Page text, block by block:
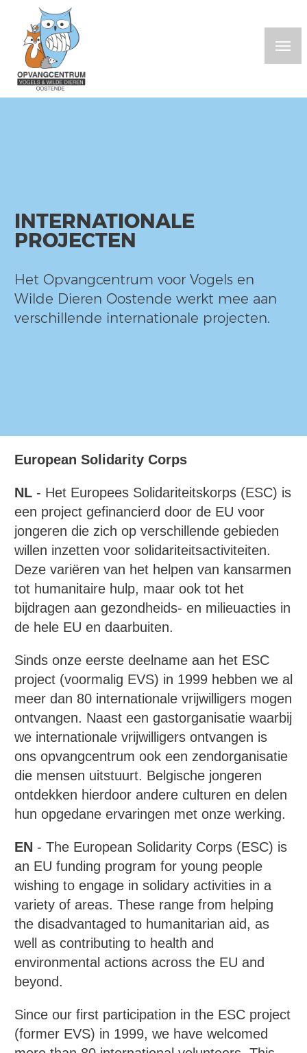
Overslaan
naar
inhoud
INTERNATIONALE
PROJECTEN
Het Opvangcentrum voor Vogels en
Wilde Dieren Oostende werkt mee aan
verschillende internationale projecten.
European Solidarity Corps
NL - Het Europees Solidariteitskorps (ESC) is
een project gefinancierd door de EU voor
jongeren die zich op verschillende gebieden
willen inzetten voor solidariteitsactiviteiten.
Deze variëren van het helpen van kansarmen
tot humanitaire hulp, maar ook tot het
bijdragen aan gezondheids- en milieuacties in
de hele EU en daarbuiten.
Sinds onze eerste deelname aan het ESC
project (voormalig EVS) in 1999 hebben we al
meer dan 80 internationale vrijwilligers mogen
ontvangen. Naast een gastorganisatie waarbij
we internationale vrijwilligers ontvangen is
ons opvangcentrum ook een zendorganisatie
die mensen uitstuurt. Belgische jongeren
ontdekken hierdoor andere culturen en delen
hun opgedane ervaringen met onze werking.
EN - The European Solidarity Corps (ESC) is
an EU funding program for young people
wishing to engage in solidary activities in a
variety of areas. These range from helping
the disadvantaged to humanitarian aid, as
well as contributing to health and
environmental actions across the EU and
beyond.
Since our first participation in the ESC project
(former EVS) in 1999, we have welcomed